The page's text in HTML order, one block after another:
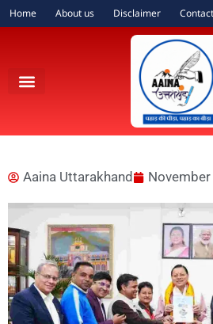
Home About us Disclaimer
Aaina Uttarakhand